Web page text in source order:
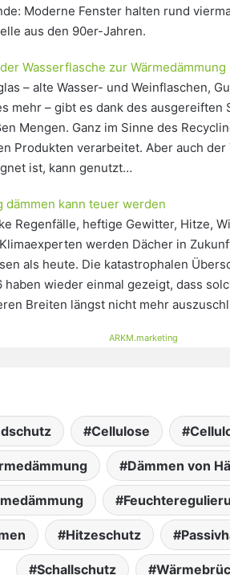
Moderne Fenster halten rund
aus den 90er-Jahren.
Wasserflasche zur Wärmedämmung
– alte Wasser- und Weinflaschen,
mehr – gibt es dank des ausgereiften
Mengen. Ganz im Sinne des
Produkten verarbeitet. Aber auch
ist, kann genutzt…
dämmen kann teuer werden
Regenfälle, heftige Gewitter, Hitze,
werden Dächer in
als heute. Die katastrophalen
haben wieder einmal gezeigt, dass
Breiten längst nicht mehr
ARKM.marketing
Cellulose
Dämmen von
Hitzeschutz
Schallschutz